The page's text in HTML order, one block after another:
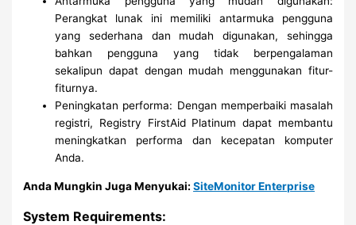
Perangkat lunak ini memiliki antarmuka pengguna
yang sederhana dan mudah digunakan, sehingga
bahkan pengguna yang tidak berpengalaman
sekalipun dapat dengan mudah menggunakan fitur-
fiturnya.
Peningkatan performa: Dengan memperbaiki masalah
registri, Registry FirstAid Platinum dapat membantu
meningkatkan performa dan kecepatan komputer
Anda.
Anda Mungkin Juga Menyukai:SiteMonitor Enterprise
System Requirements: